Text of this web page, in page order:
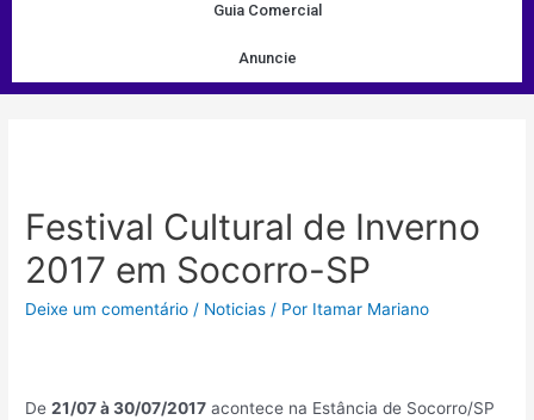
Guia Comercial
Anuncie
Festival Cultural de Inverno
2017 em Socorro-SP
Deixe um comentário / Noticias / Por Itamar Mariano
De21/07 à 30/07/2017 acontece na Estância de Socorro/SP